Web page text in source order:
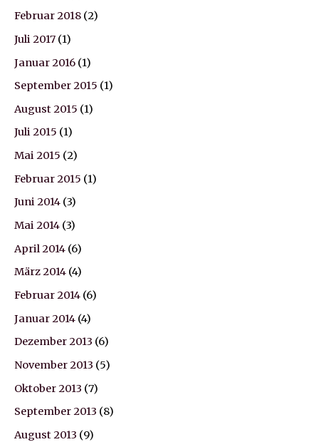
Februar 2018 (2)
Juli 2017 (1)
Januar 2016 (1)
September 2015 (1)
August 2015 (1)
Juli 2015 (1)
Mai 2015 (2)
Februar 2015 (1)
Juni 2014 (3)
Mai 2014 (3)
April 2014 (6)
März 2014 (4)
Februar 2014 (6)
Januar 2014 (4)
Dezember 2013 (6)
November 2013 (5)
Oktober 2013 (7)
September 2013 (8)
August 2013 (9)